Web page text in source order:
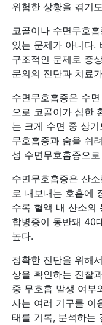
위험한 상황을 겪기
코골이나 수면무호
있는 문제가 아니다.
구조적인 문제로 증
문의의 진단과 치료
수면무호흡증은 수
으로 코골이가 심한
는 크게 수면 중 상
무호흡증과 숨을 쉬
성 수면무호흡증으
수면무호흡증은 산
로 내보내는 호흡에
수록 혈액 내 산소의
합병증이 동반돼 40
높다.
정확한 진단을 위해
상을 확인하는 진찰
중 무호흡 발생 여부
사는 여러 기구를 이
태를 기록, 분석하는